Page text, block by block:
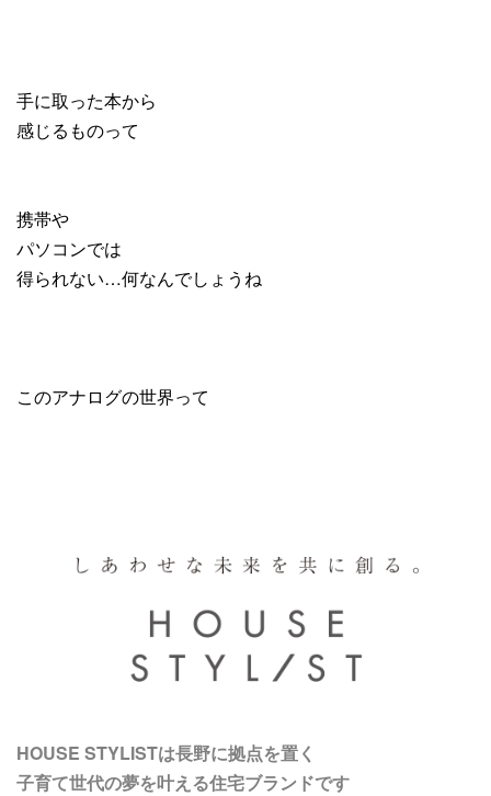
手に取った本から
感じるものって
携帯や
パソコンでは
得られない…何なんでしょうね
このアナログの世界って
HOUSE STYLISTは長野に拠点を置く
子育て世代の夢を叶える住宅ブランドです